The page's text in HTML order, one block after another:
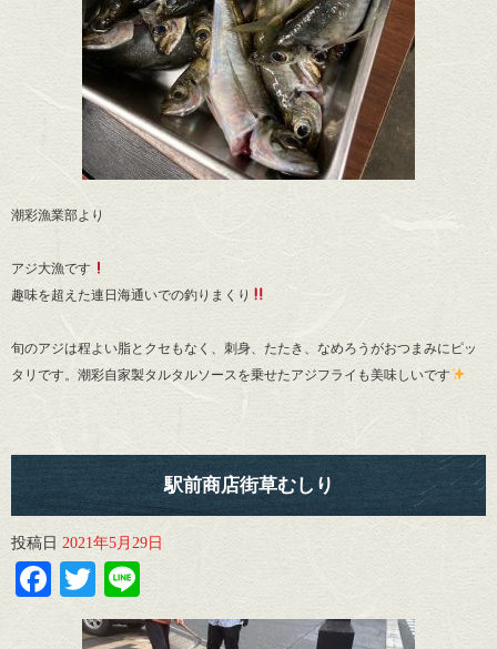
潮彩漁業部より
アジ大漁です
趣味を超えた連日海通いでの釣りまくり
旬のアジは程よい脂とクセもなく、刺身、たたき、なめろうがおつまみにピッ
タリです。潮彩自家製タルタルソースを乗せたアジフライも美味しいです
駅前商店街草むしり
投稿日 2021年5月29日
Facebook
Twitter